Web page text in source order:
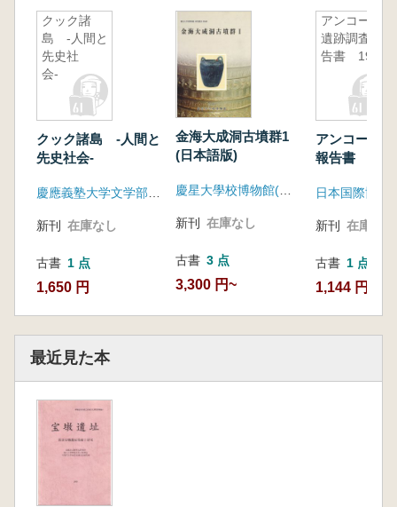
クック諸
島 -人間と
先史社
会-
クック諸島 -人間と
先史社会-
新刊 在庫なし
古書 1 点
1,650 円
金海大成洞古墳群1
(日本語版)
新刊 在庫なし
古書 3 点
3,300 円~
アンコール
遺跡調査報
告書 1996
アンコール
報告書 1996
日本国際協力
新刊 在庫なし
古書 1 点
1,144 円
最近見た本